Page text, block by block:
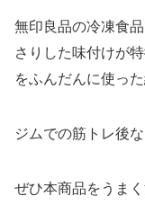
無印良品の冷凍食
さりした味付けが
をふんだんに使っ
ジムでの筋トレ後
ぜひ本商品をうま